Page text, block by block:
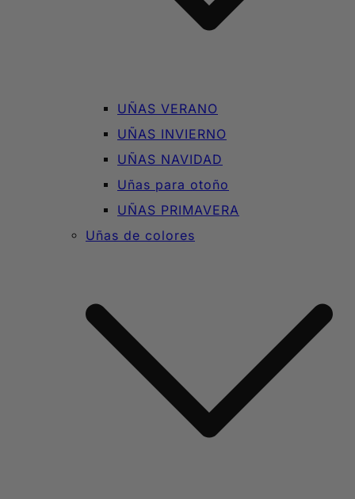
UÑAS VERANO
UÑAS INVIERNO
UÑAS NAVIDAD
Uñas para otoño
UÑAS PRIMAVERA
Uñas de colores